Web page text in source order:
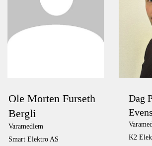
Ole Morten Furseth
Bergli
Varamedlem
Smart Elektro AS
Dag
K2